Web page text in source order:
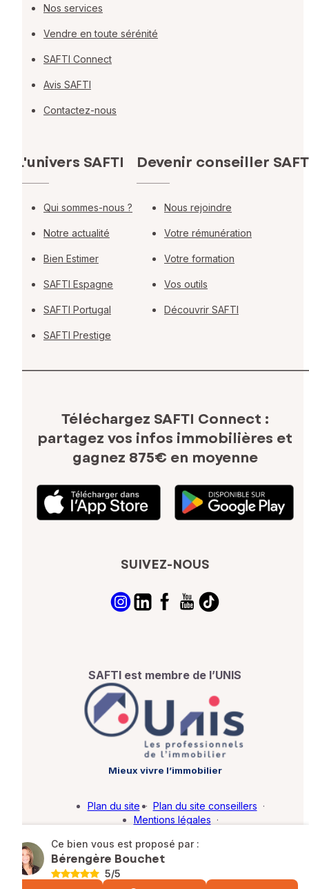
Ce bien vous est proposé par :
Bérengère Bouchet
5/5
Nos services
Vendre en toute sérénité
SAFTI Connect
Avis SAFTI
Contactez-nous
L'univers SAFTI
Qui sommes-nous ?
Notre actualité
Bien Estimer
SAFTI Espagne
SAFTI Portugal
SAFTI Prestige
Devenir conseiller
Nous rejoindre
Votre rémunération
Votre formation
Vos outils
Découvrir SAFTI
Téléchargez SAFTI Connect :
partagez vos infos immobilières et
gagnez 875€ en moyenne
SUIVEZ-NOUS
SAFTI est membre de l’UNIS
Mieux vivre l’immobilier
© SAFTI 2026. Tous droits réservés.
Plan du site · Plan du site conseillers ·
Mentions légales ·
Barème d'honoraires · Paramétrer mes cookies